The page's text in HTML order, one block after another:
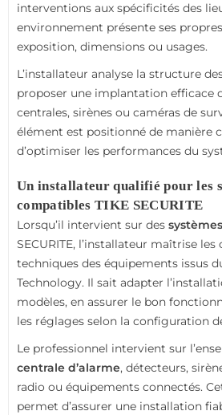
interventions aux spécificités des
environnement présente ses
exposition, dimensions ou usages.
L’installateur analyse la structure
proposer une implantation efficace
centrales, sirènes ou caméras de
élément est positionné de manière
d’optimiser les performances du
Un installateur qualifié pour les
compatibles TIKE SECURITE
Lorsqu’il intervient sur des
SECURITE, l’installateur maîtrise
techniques des équipements issus
Technology. Il sait adapter
modèles, en assurer le bon
les réglages selon la configuration
Le professionnel intervient sur
centrale d’alarme, détecteurs,
radio ou équipements connectés.
permet d’assurer une installation